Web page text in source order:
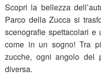
Scopri la bellezza
Parco della Zucca si
scenografie spettacolari e
come in un sogno! Tra
zucche, ogni angolo del
diversa.